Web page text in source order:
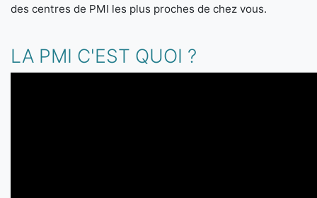
des centres de PMI les plus proches de chez vous.
LA PMI C'EST QUOI ?